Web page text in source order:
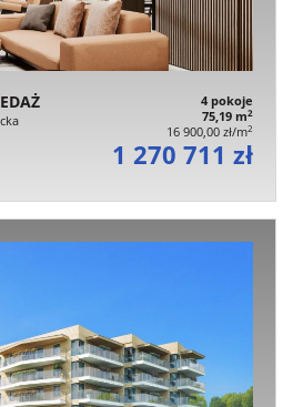
4 pokoje
75,19 m2
16 900,00 zł/m2
1 270 711 zł